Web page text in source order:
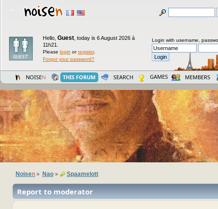
Hello, Guest today is 6 August 2026 à
11h21.
Please login orregister.
Forgot your password?
Login with username,
NOISEN THIS FORUM SEARCH GAMES MEMBERS
Noisen » Nao» Spaamelott
Report to moderator